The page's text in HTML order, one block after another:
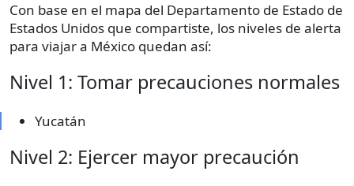
Con base en el mapa del Departamento de Estado de
Estados Unidos que compartiste, los niveles de alerta
para viajar a México quedan así:
Nivel 1: Tomar precauciones normales
Yucatán
Nivel 2: Ejercer mayor precaución